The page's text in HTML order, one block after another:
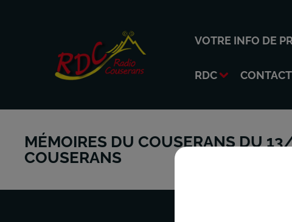
VOTRE INFO DE
RDC CONTACT
MÉMOIRES DU COUSERANS DU
COUSERANS